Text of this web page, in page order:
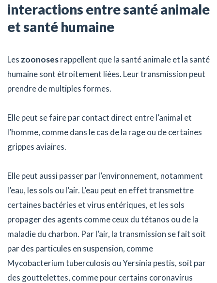
interactions entre santé animale
et santé humaine
Les zoonosesrappellent que la santé animale et la santé
humaine sont étroitement liées. Leur transmission peut
prendre de multiples formes.
Elle peut se faire par contact direct entre l’animal et
l’homme, comme dans le cas de la rage ou de certaines
grippes aviaires.
Elle peut aussi passer par l’environnement, notamment
l’eau, les sols ou l’air. L’eau peut en effet transmettre
certaines bactéries et virus entériques, et les sols
propager des agents comme ceux du tétanos ou de la
maladie du charbon. Par l’air, la transmission se fait soit
par des particules en suspension, comme
Mycobacterium tuberculosis ou Yersinia pestis, soit par
des gouttelettes, comme pour certains coronavirus